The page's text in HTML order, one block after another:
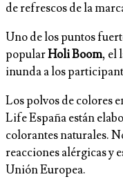
de refrescos de la
Uno de los puntos
popularHoli Boom, el
inunda a los
Los polvos de colores
Life España están
colorantes naturales.
reacciones alérgicas y
Unión Europea.